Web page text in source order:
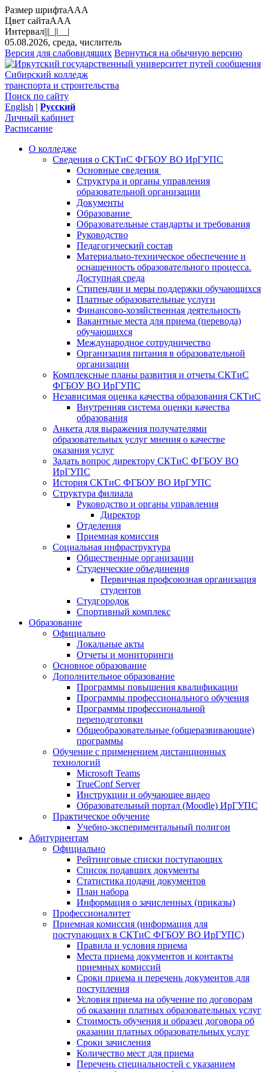
Размер шрифтаAAA
Цвет сайтаAAA
Интервал|||_||__|
05.08.2026, среда, числитель
Версия для слабовидящих Вернуться на обычную версию
Сибирский колледж
транспорта и строительства
Поиск по сайту
English | Русский
Личный кабинет
Расписание
О колледже
Сведения о СКТиС ФГБОУ ВО ИрГУПС
Основные сведения
Структура и органы управления
образовательной организации
Документы
Образование
Образовательные стандарты и требования
Руководство
Педагогический состав
Материально-техническое обеспечение и
оснащенность образовательного процесса.
Доступная среда
Стипендии и меры поддержки обучающихся
Платные образовательные услуги
Финансово-хозяйственная деятельность
Вакантные места для приема (перевода)
обучающихся
​​​​​​​Международное сотрудничество
Организация питания в образовательной
организации
Комплексные планы развития и отчеты СКТиС
ФГБОУ ВО ИрГУПС
Независимая оценка качества образования СКТиС
Внутренняя система оценки качества
образования
Анкета для выражения получателями
образовательных услуг мнения о качестве
оказания услуг
Задать вопрос директору СКТиС ФГБОУ ВО
ИрГУПС
История СКТиС ФГБОУ ВО ИрГУПС
Структура филиала
Руководство и органы управления
Директор
Отделения
Приемная комиссия
Социальная инфраструктура
Общественные организации
Студенческие объединения
Первичная профсоюзная организация
студентов
Студгородок
Спортивный комплекс
Образование
Официально
Локальные акты
Отчеты и мониторинги
Основное образование
Дополнительное образование
Программы повышения квалификации
Программы профессионального обучения
Программы профессиональной
переподготовки
Общеобразовательные (общеразвивающие)
программы
Обучение с применением дистанционных
технологий
Microsoft Teams
TrueConf Server
Инструкции и обучающее видео
Образовательный портал (Moodle) ИрГУПС
Практическое обучение
Учебно-экспериментальный полигон
Абитуриентам
Официально
Рейтинговые списки поступающих
Список подавших документы
Статистика подачи документов
План набора
Информация о зачисленных (приказы)
Профессионалитет
Приемная комиссия (информация для
поступающих в СКТиС ФГБОУ ВО ИрГУПС)
Правила и условия приема
Места приема документов и контакты
приемных комиссий
Сроки приема и перечень документов для
поступления
Условия приема на обучение по договорам
об оказании платных образовательных услуг
Стоимость обучения и образец договора об
оказании платных образовательных услуг
Сроки зачисления
Количество мест для приема
Перечень специальностей с указанием